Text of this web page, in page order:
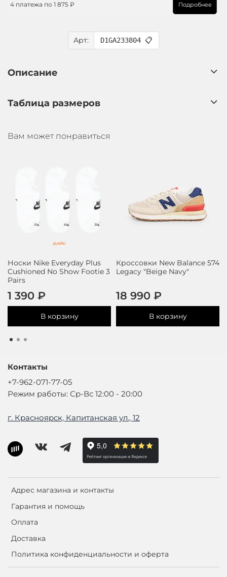
Арт: D1GA233804 📋
4 платежа по 1 875 ₽ Подробнее
Описание
Таблица размеров
Вам может понравиться
Носки Nike Everyday Plus
Cushioned No Show Footie 3
Pairs
1 390 ₽
В корзину
Кроссовки New Balance 574
Legacy "Beige Navy"
18 990 ₽
В корзину
Адрес магазина и контакты
Гарантия и помощь
Оплата
Доставка
Политика конфиденциальности и оферта
Контакты
+7-962-071-77-05
Режим работы: Ср-Вс 12:00 - 20:00
г. Красноярск, Капитанская ул., 12